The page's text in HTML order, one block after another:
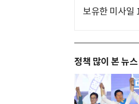
보유한 미사일
정책 많이 본 뉴스